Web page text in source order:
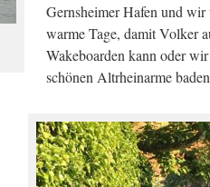
Gernsheimer Hafen und
warme Tage, damit Volker
Wakeboarden kann oder
schönen Altrheinarme